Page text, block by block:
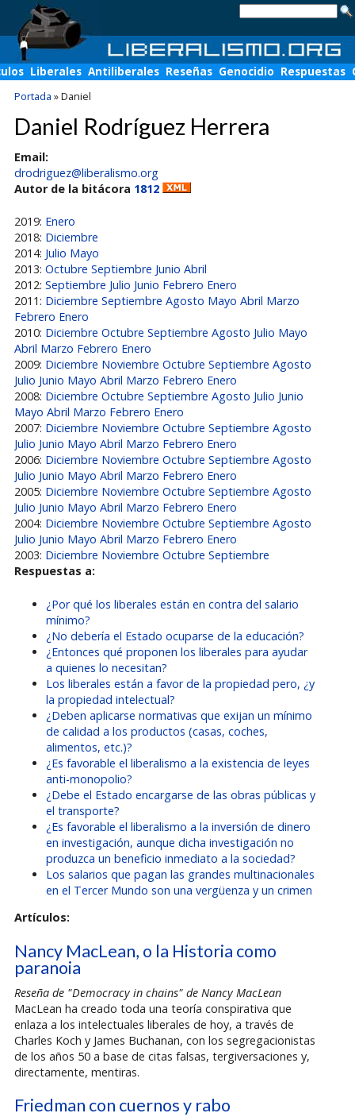
Liberales Antiliberales Reseñas Genocidio Respuestas
Portada »Daniel
Daniel Rodríguez Herrera
Email:
drodriguez@liberalismo.org
Autor de la bitácora 1812
2019: Enero
2018: Diciembre
2014: Julio Mayo
2013: Octubre Septiembre Junio Abril
2012: Septiembre Julio Junio Febrero Enero
2011: Diciembre Septiembre Agosto Mayo Abril Marzo
Febrero Enero
2010: Diciembre Octubre Septiembre Agosto Julio Mayo
Abril Marzo Febrero Enero
2009: Diciembre Noviembre Octubre Septiembre Agosto
Julio Junio Mayo Abril Marzo Febrero Enero
2008: Diciembre Octubre Septiembre Agosto Julio Junio
Mayo Abril Marzo Febrero Enero
2007: Diciembre Noviembre Octubre Septiembre Agosto
Julio Junio Mayo Abril Marzo Febrero Enero
2006: Diciembre Noviembre Octubre Septiembre Agosto
Julio Junio Mayo Abril Marzo Febrero Enero
2005: Diciembre Noviembre Octubre Septiembre Agosto
Julio Junio Mayo Abril Marzo Febrero Enero
2004: Diciembre Noviembre Octubre Septiembre Agosto
Julio Junio Mayo Abril Marzo Febrero Enero
2003: Diciembre Noviembre Octubre Septiembre
Respuestas a:
¿Por qué los liberales están en contra del salario
mínimo?
¿No debería el Estado ocuparse de la educación?
¿Entonces qué proponen los liberales para ayudar
a quienes lo necesitan?
Los liberales están a favor de la propiedad pero, ¿y
la propiedad intelectual?
¿Deben aplicarse normativas que exijan un mínimo
de calidad a los productos (casas, coches,
alimentos, etc.)?
¿Es favorable el liberalismo a la existencia de leyes
anti-monopolio?
¿Debe el Estado encargarse de las obras públicas y
el transporte?
¿Es favorable el liberalismo a la inversión de dinero
en investigación, aunque dicha investigación no
produzca un beneficio inmediato a la sociedad?
Los salarios que pagan las grandes multinacionales
en el Tercer Mundo son una vergüenza y un crimen
Artículos:
Nancy MacLean, o la Historia como
paranoia
Reseña de "Democracy in chains" de Nancy MacLean
MacLean ha creado toda una teoría conspirativa que
enlaza a los intelectuales liberales de hoy, a través de
Charles Koch y James Buchanan, con los segregacionistas
de los años 50 a base de citas falsas, tergiversaciones y,
directamente, mentiras.
Friedman con cuernos y rabo